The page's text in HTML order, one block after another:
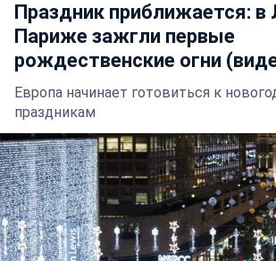
Праздник приближается: в
Париже зажгли первые
рождественские огни
Европа начинает готовиться к
праздникам